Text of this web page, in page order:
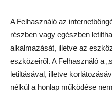
A Felhasználó az
részben vagy egészben
alkalmazását, illetve az
eszközeiről. A Felhasználó a
letiltásával, illetve
nélkül a honlap működése